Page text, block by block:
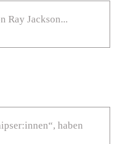
Ray Jackson...
haben